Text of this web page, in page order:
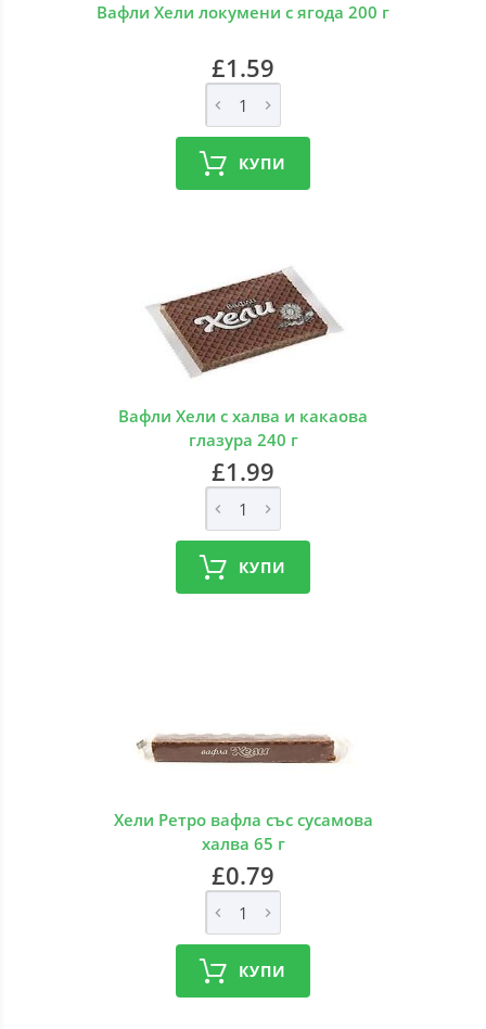
Вафли Хели локумени с ягода 200 г
£1.59
КУПИ
Вафли Хели с халва и какаова
глазура 240 г
£1.99
КУПИ
Хели Ретро вафла със сусамова
халва 65 г
£0.79
КУПИ